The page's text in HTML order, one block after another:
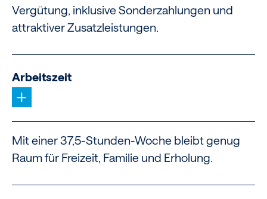
Vergütung, inklusive Sonderzahlungen und
attraktiver Zusatzleistungen.
Arbeitszeit
+
Mit einer 37,5-Stunden-Woche bleibt genug
Raum für Freizeit, Familie und Erholung.